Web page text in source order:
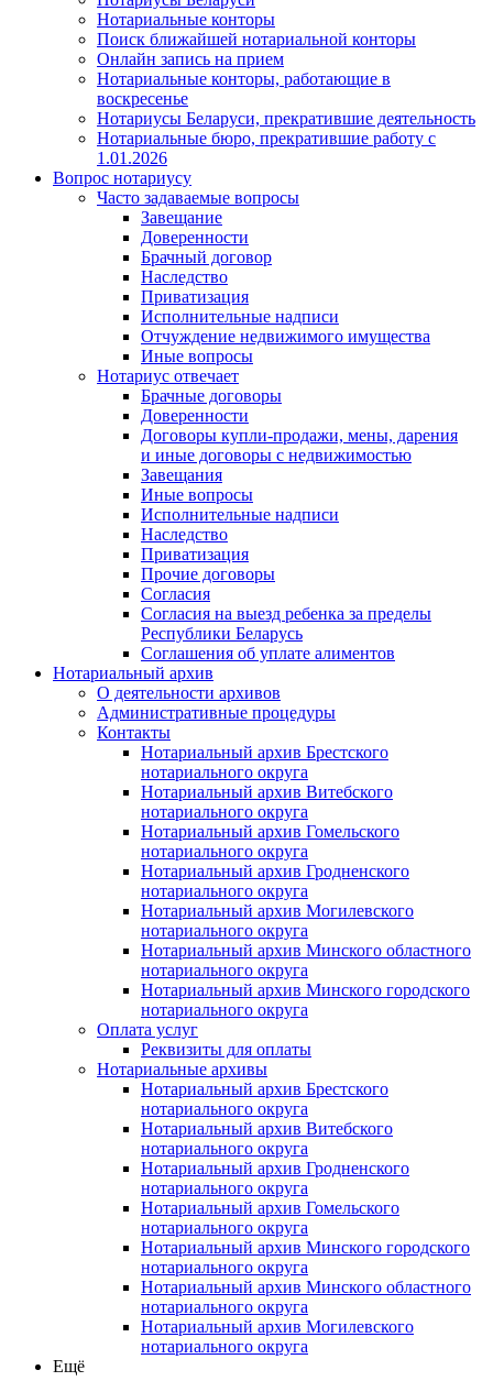
Нотариальные конторы
Поиск ближайшей нотариальной конторы
Онлайн запись на прием
Нотариальные конторы, работающие в
воскресенье
Нотариусы Беларуси, прекратившие деятельность
Нотариальные бюро, прекратившие работу с
1.01.2026
Вопрос нотариусу
Часто задаваемые вопросы
Завещание
Доверенности
Брачный договор
Наследство
Приватизация
Исполнительные надписи
Отчуждение недвижимого имущества
Иные вопросы
Нотариус отвечает
Брачные договоры
Доверенности
Договоры купли-продажи, мены, дарения
и иные договоры с недвижимостью
Завещания
Иные вопросы
Исполнительные надписи
Наследство
Приватизация
Прочие договоры
Согласия
Согласия на выезд ребенка за пределы
Республики Беларусь
Соглашения об уплате алиментов
Нотариальный архив
О деятельности архивов
Административные процедуры
Контакты
Нотариальный архив Брестского
нотариального округа
Нотариальный архив Витебского
нотариального округа
Нотариальный архив Гомельского
нотариального округа
Нотариальный архив Гродненского
нотариального округа
Нотариальный архив Могилевского
нотариального округа
Нотариальный архив Минского областного
нотариального округа
Нотариальный архив Минского городского
нотариального округа
Оплата услуг
Реквизиты для оплаты
Нотариальные архивы
Нотариальный архив Брестского
нотариального округа
Нотариальный архив Витебского
нотариального округа
Нотариальный архив Гродненского
нотариального округа
Нотариальный архив Гомельского
нотариального округа
Нотариальный архив Минского городского
нотариального округа
Нотариальный архив Минского областного
нотариального округа
Нотариальный архив Могилевского
нотариального округа
Ещё